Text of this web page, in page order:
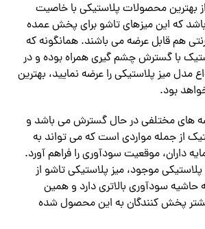
بهترین محصولات پلاستیکی با خاصیت
که این میزهای تاشو برای پخش عمده
هم قابل عرضه می باشند. همانگونه که
با گسترش چشم گیری همراه بوده و در
مدل میز پلاستیکی را عرضه نمایید، بهترین
بود.
های مختلفی در حال گسترش می باشد و
از جمله مواردی است که می تواند به
داران، موقعیت سودآوری را فراهم آورد.
پلاستیکی موجود، میز پلاستیکی تاشو از
سودآوری بالاتری دارد و همین
پخش کنندگان به این محصول شده